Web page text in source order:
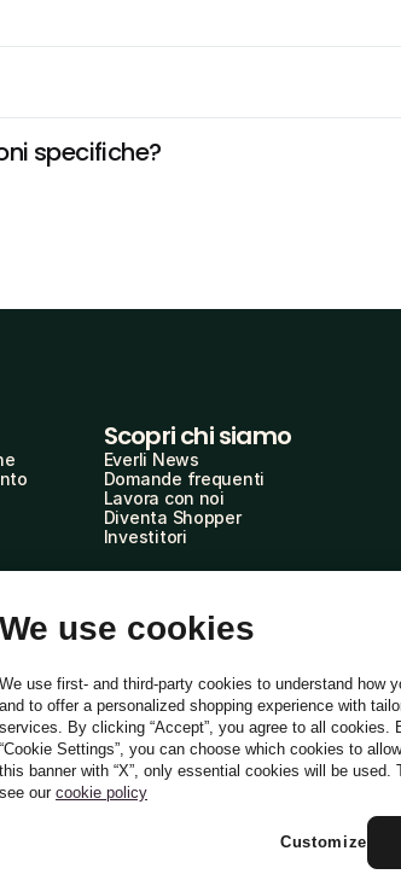
specifiche?
Scopri chi siamo
Everli News
Domande frequenti
Lavora con noi
Diventa Shopper
Investitori
Italiano
We use cookies
We use first- and third-party cookies to understand how
and to offer a personalized shopping experience with
services. By clicking “Accept”, you agree to all cookies.
“Cookie Settings”, you can choose which cookies to
this banner with “X”, only essential cookies will be used.
see our cookie policy
Customize